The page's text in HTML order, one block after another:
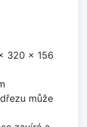
320 x 156
může